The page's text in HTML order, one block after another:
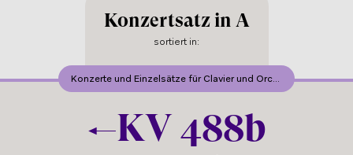
Konzertsatz in A
sortiert in:
Konzerte und Einzelsätze für Clavier und Orchester
KV 488b